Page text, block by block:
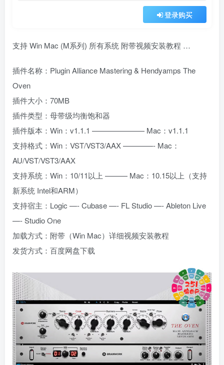
登录购买
支持 Win Mac (M系列) 所有系统 附带视频安装教程 …
插件名称：Plugin Alliance Mastering & Hendyamps The
Oven
插件大小：70MB
插件类型：母带级均衡饱和器
插件版本：Win：v1.1.1 ——————— Mac：v1.1.1
支持格式：Win：VST/VST3/AAX ————- Mac：
AU/VST/VST3/AAX
支持系统：Win：10/11以上 ——— Mac：10.15以上（支持
新系统 Intel和ARM）
支持宿主：Logic —- Cubase —- FL Studio —- Ableton Live
—- Studio One
加载方式：附带（Win Mac）详细视频安装教程
发货方式：百度网盘下载